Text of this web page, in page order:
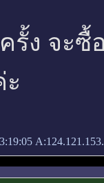
รั้ง จะ
ะ